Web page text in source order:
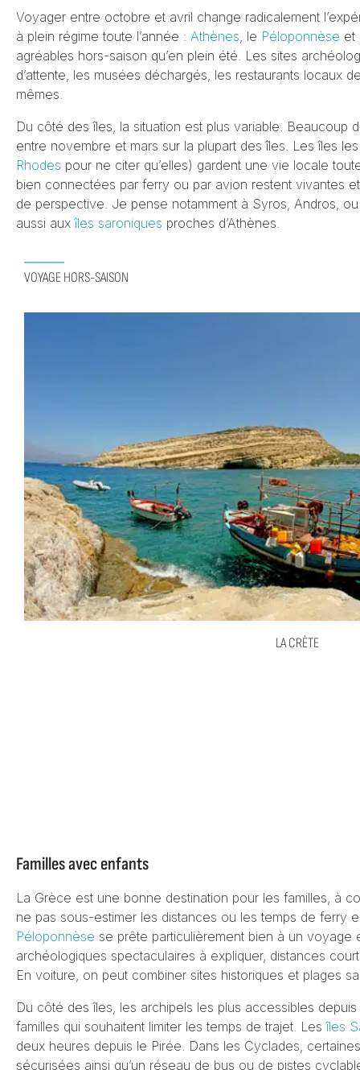
Voyager entre octobre et avril change radicalement
à plein régime toute l’année : Athènes , le Péloponnèse et
agréables hors-saison qu’en plein été. Les sites
d’attente, les musées déchargés, les restaurants locaux
mêmes.
Du côté des îles, la situation est plus variable. Beaucoup
entre novembre et mars sur la plupart des îles. Les îles
Rhodes pour ne citer qu’elles) gardent une vie locale
bien connectées par ferry ou par avion restent vivantes
de perspective. Je pense notamment à Syros, Andros,
aussi auxîles saroniques proches d’Athènes.
VOYAGE HORS-SAISON
LA CRÈTE
Familles avec enfants
La Grèce est une bonne destination pour les familles, à
ne pas sous-estimer les distances ou les temps de ferry
Péloponnèse se prête particulièrement bien à un
archéologiques spectaculaires à expliquer, distances
En voiture, on peut combiner sites historiques et plages
Du côté des îles, les archipels les plus accessibles
familles qui souhaitent limiter les temps de trajet. Lesîles
deux heures depuis le Pirée. Dans les Cyclades,
sécurisées ainsi qu’un réseau de bus ou de pistes